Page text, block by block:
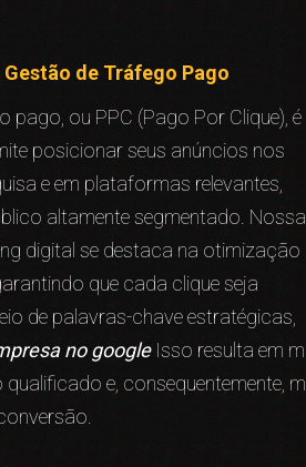
de Tráfego Pago
pago, ou PPC (Pago Por Clique),
posicionar seus anúncios nos
e em plataformas relevantes,
altamente segmentado. Nossa
digital se destaca na otimização
que cada clique seja
de palavras-chave estratégicas,
no googleIsso resulta em
e, consequentemente,